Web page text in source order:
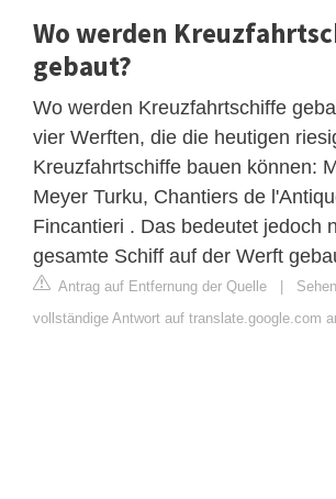
Wo werden
gebaut?
Wo werden Kreuzfahrtschiffe
vier Werften, die die heutigen
Kreuzfahrtschiffe bauen können:
Meyer Turku, Chantiers de
Fincantieri . Das bedeutet jedoch
gesamte Schiff auf der Werft
Antrag auf Entfernung der Quelle
vollständige Antwort auf translate.google.com